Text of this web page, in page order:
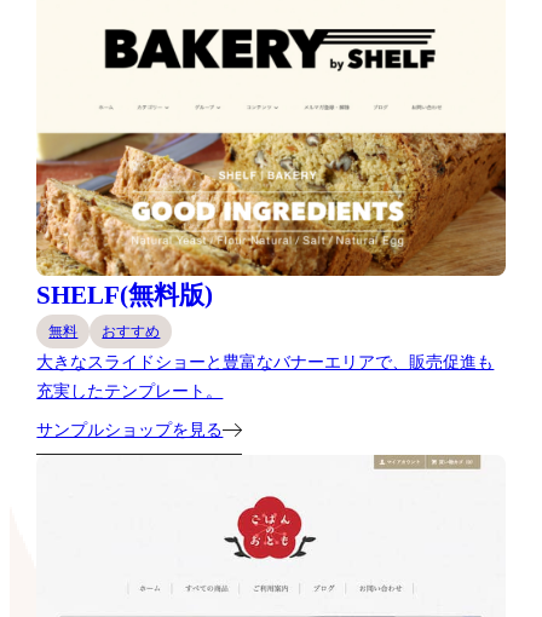
SHELF(無料版)
無料 おすすめ
大きなスライドショーと豊富なバナーエリアで、販売促進も
充実したテンプレート。
サンプルショップを見る